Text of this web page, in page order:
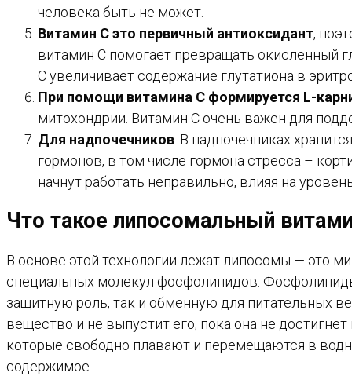
человека быть не может.
Витамин С это первичный антиоксидант,
витамин С помогает превращать окисленный
С увеличивает содержание глутатиона в
При помощи витамина С формируется L-
митохондрии. Витамин С очень важен для
Для надпочечников . В надпочечниках
гормонов, в том числе гормона стресса –
начнут работать неправильно, влияя на
Что такое липосомальный
В основе этой технологии лежат липосомы — это
специальных молекул фосфолипидов.
защитную роль, так и обменную для питательных
вещество и не выпустит его, пока она не
которые свободно плавают и перемещаются в
содержимое.